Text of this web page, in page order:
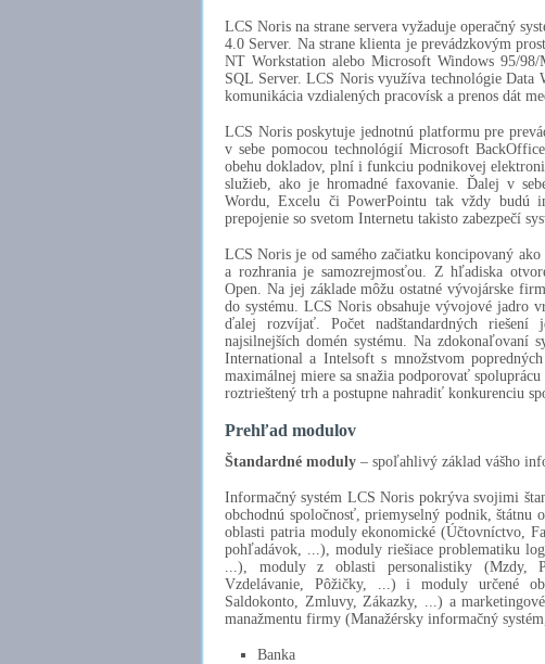
LCS Noris na strane servera vyžaduje operačný
4.0 Server. Na strane klienta je prevádzkovým
NT Workstation alebo Microsoft Windows 95/
SQL Server. LCS Noris využíva technológie Data
komunikácia vzdialených pracovísk a prenos dát
LCS Noris poskytuje jednotnú platformu pre
v sebe pomocou technológií Microsoft
obehu dokladov, plní i funkciu podnikovej
služieb, ako je hromadné faxovanie. Ďalej v
Wordu, Excelu či PowerPointu tak vždy budú
prepojenie so svetom Internetu takisto zabezpečí
LCS Noris je od samého začiatku koncipovaný
a rozhrania je samozrejmosťou. Z hľadiska
Open. Na jej základe môžu ostatné vývojárske
do systému. LCS Noris obsahuje vývojové jadro
ďalej rozvíjať. Počet nadštandardných
najsilnejších domén systému. Na zdokonaľovaní
International a Intelsoft s množstvom
maximálnej miere sa snažia podporovať
roztrieštený trh a postupne nahradiť konkurenciu
Prehľad modulov
Štandardné moduly – spoľahlivý základ vášho
Informačný systém LCS Noris pokrýva svojimi
obchodnú spoločnosť, priemyselný podnik, štátnu
oblasti patria moduly ekonomické (Účtovníctvo,
pohľadávok, ...), moduly riešiace problematiku
...), moduly z oblasti personalistiky (Mzdy,
Vzdelávanie, Pôžičky, ...) i moduly určené
Saldokonto, Zmluvy, Zákazky, ...) a
manažmentu firmy (Manažérsky informačný
Banka